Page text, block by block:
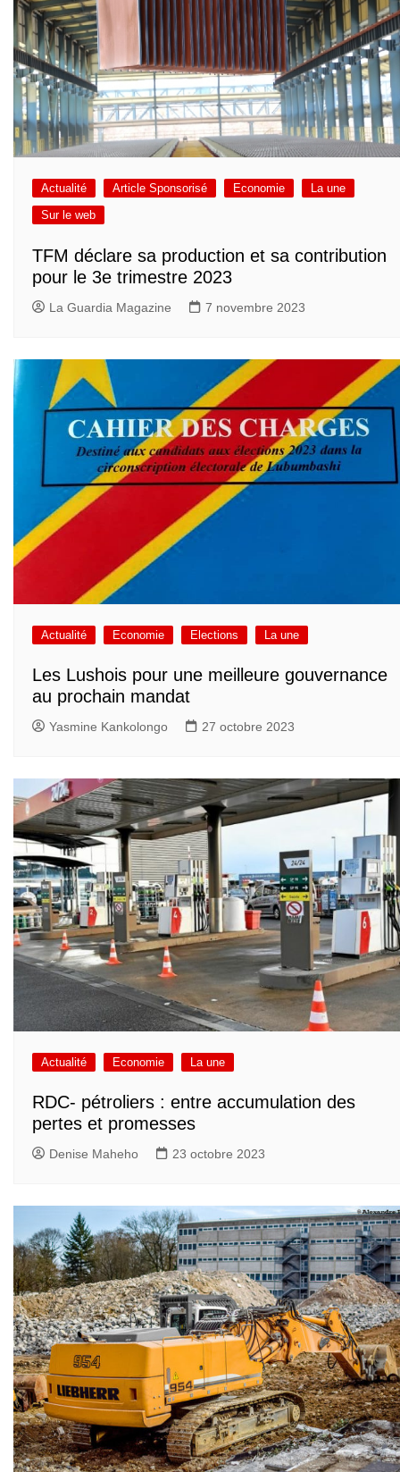
Actualité Article Sponsorisé Economie
La une
Sur le web
TFM déclare sa production et sa contribution
pour le 3e trimestre 2023
La Guardia Magazine 7 novembre 2023
Actualité Economie Elections La une
Les Lushois pour une meilleure gouvernance
au prochain mandat
Yasmine Kankolongo 27 octobre 2023
Actualité Economie La une
RDC- pétroliers : entre accumulation des
pertes et promesses
Denise Maheho 23 octobre 2023